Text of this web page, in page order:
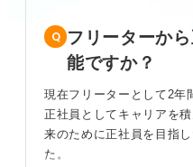
フリーターか
能ですか？
現在フリーターとして2年
正社員としてキャリアを
来のために正社員を目指
た。